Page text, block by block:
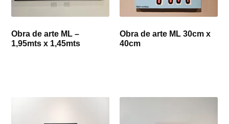
Obra de arte ML –
1,95mts x 1,45mts
Obra de arte ML 30cm x
40cm